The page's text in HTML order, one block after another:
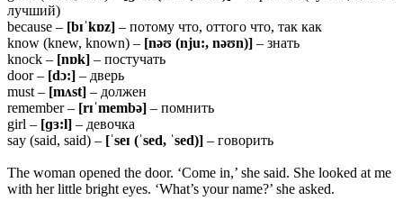
лучший)
because – [bɪˈkɒz] – потому что, оттого что, так как
know (knew, known) – [nəʊ (nju:, nəʊn)] – знать
knock – [nɒk] – постучать
door – [dɔ:] – дверь
must – [mʌst] – должен
remember – [rɪˈmembə] – помнить
girl – [ɡɜ:l] – девочка
say (said, said) – [ˈseɪ (ˈsed, ˈsed)] – говорить
The woman opened the door. ‘Come in,’ she said. She looked at me
with her little bright eyes. ‘What’s your name?’ she asked.